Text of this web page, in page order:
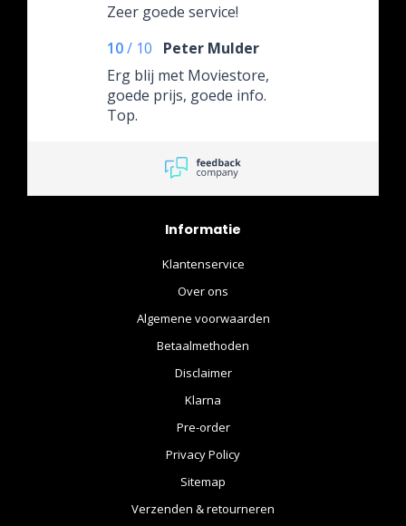
Zeer goede service!
10/ 10
Peter Mulder
Erg blij met Moviestore,
goede prijs, goede info.
Top.
Informatie
Klantenservice
Over ons
Algemene voorwaarden
Betaalmethoden
Disclaimer
Klarna
Pre-order
Privacy Policy
Sitemap
Verzenden & retourneren